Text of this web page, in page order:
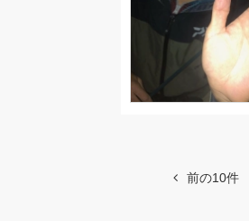
前の10件